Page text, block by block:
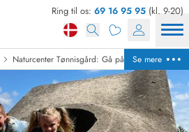
Ring til os: 69 16 95 95 (kl. 9-20)
Naturcenter Tønnisgård: Gå på opdagelse i
Se mere